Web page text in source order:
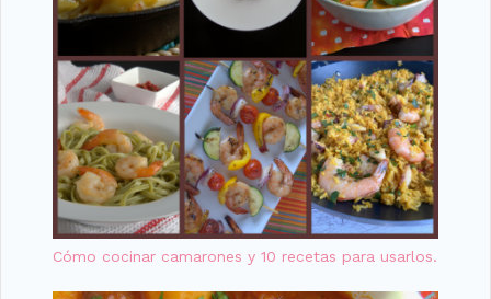
Cómo cocinar camarones y 10 recetas para usarlos.